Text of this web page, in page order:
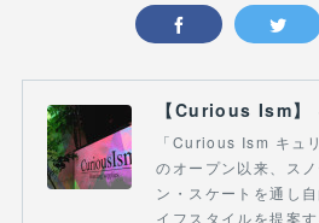
「Curious Ism キュ
のオープン以来、ス
ン・スケートを通し
イフスタイルを提案